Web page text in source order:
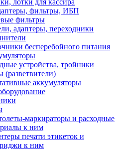
лотки для кассира
фильтры, ИБП
фильтры
адаптеры, переходники
бесперебойного питания
устройства, тройники
(разветвители)
аккумуляторы
маркираторы и расходные
к ним
печати этикеток и
к ним